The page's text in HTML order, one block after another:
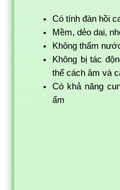
Có tính đàn hồi
Mềm, dẻo dai,
Không thấm
Không bị tác
thể cách âm và
Có khả năng
ẩm